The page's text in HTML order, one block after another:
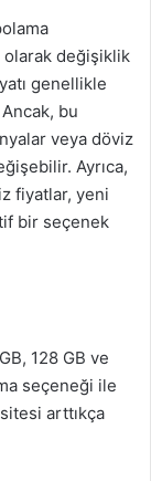
olarak değişiklik
genellikle
bu
veya döviz
Ayrıca,
fiyatlar, yeni
bir seçenek
128 GB ve
seçeneği ile
arttıkça